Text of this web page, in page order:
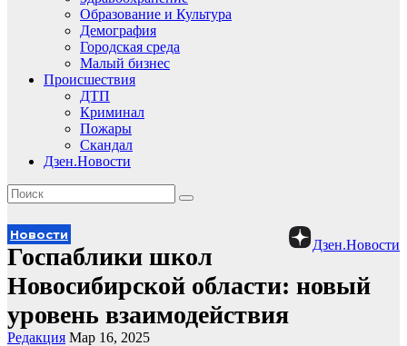
Образование и Культура
Демография
Городская среда
Малый бизнес
Происшествия
ДТП
Криминал
Пожары
Скандал
Дзен.Новости
Дзен.Новости
Новости
Госпаблики школ
Новосибирской области: новый
уровень взаимодействия
Редакция Мар 16, 2025